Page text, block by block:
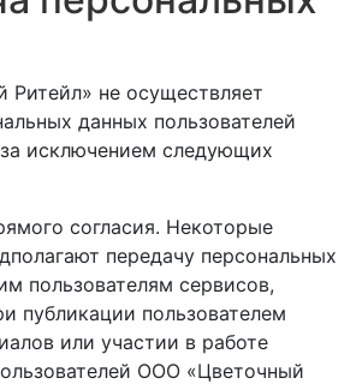
не осуществляет
данных пользователей
исключением следующих
согласия. Некоторые
передачу персональных
пользователям сервисов,
публикации пользователем
или участии в работе
ООО «Цветочный